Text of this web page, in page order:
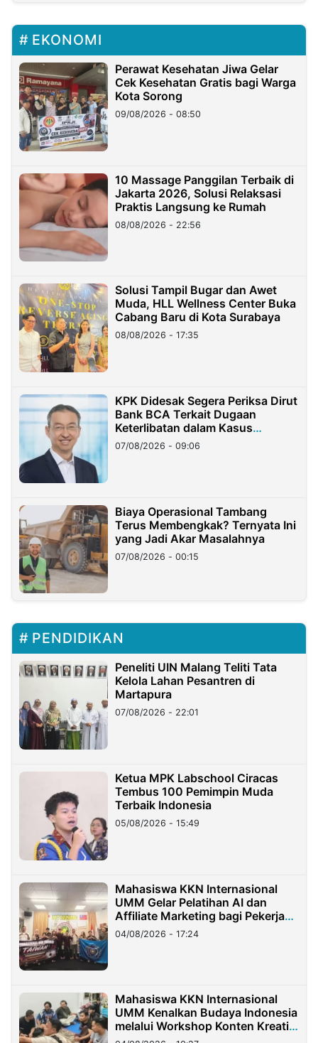
EKONOMI
Perawat Kesehatan Jiwa Gelar
Cek Kesehatan Gratis bagi Warga
Kota Sorong
09/08/2026 - 08:50
10 Massage Panggilan Terbaik di
Jakarta 2026, Solusi Relaksasi
Praktis Langsung ke Rumah
08/08/2026 - 22:56
Solusi Tampil Bugar dan Awet
Muda, HLL Wellness Center Buka
Cabang Baru di Kota Surabaya
08/08/2026 - 17:35
KPK Didesak Segera Periksa Dirut
Bank BCA Terkait Dugaan
Keterlibatan dalam Kasus
Hilangnya Dana Nasabah Rp2,58
Miliar
07/08/2026 - 09:06
Biaya Operasional Tambang
Terus Membengkak? Ternyata Ini
yang Jadi Akar Masalahnya
07/08/2026 - 00:15
PENDIDIKAN
Peneliti UIN Malang Teliti Tata
Kelola Lahan Pesantren di
Martapura
07/08/2026 - 22:01
Ketua MPK Labschool Ciracas
Tembus 100 Pemimpin Muda
Terbaik Indonesia
05/08/2026 - 15:49
Mahasiswa KKN Internasional
UMM Gelar Pelatihan AI dan
Affiliate Marketing bagi Pekerja
Migran Indonesia di Taiwan
04/08/2026 - 17:24
Mahasiswa KKN Internasional
UMM Kenalkan Budaya Indonesia
melalui Workshop Konten Kreatif
di Taiwan